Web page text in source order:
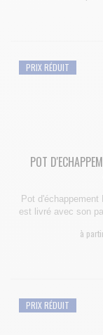
PRIX RÉDUIT
POT
Pot d'échappement
est livré avec son
à
PRIX RÉDUIT